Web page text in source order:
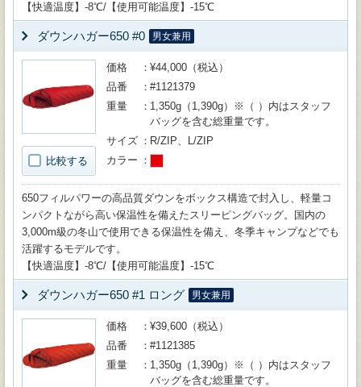
【快適温度】-8℃/【使用可能温度】-15℃
ダウンハガー650 #0 男女兼用
比較する
価格
¥44,000（税込）
品番
#1121379
重量
1,350g（1,390g）※（ ）内はスタッフ
バッグを含む総重量です。
サイズ
R/ZIP、L/ZIP
カラー
650フィルパワーの高品質ダウンをボックス構造で封入し、軽量コ
ンパクトながら高い保温性を備えたスリーピングバッグ。国内の
3,000m級の冬山で使用できる保温性を備え、冬季キャンプなどでも
活躍するモデルです。
【快適温度】-8℃/【使用可能温度】-15℃
ダウンハガー650 #1 ロング 男女兼用
価格
¥39,600（税込）
品番
#1121385
重量
1,350g（1,390g）※（ ）内はスタッフ
バッグを含む総重量です。